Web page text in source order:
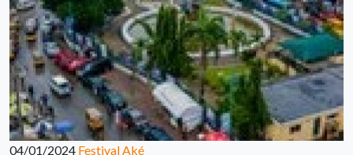
04/01/2024 Festival Aké